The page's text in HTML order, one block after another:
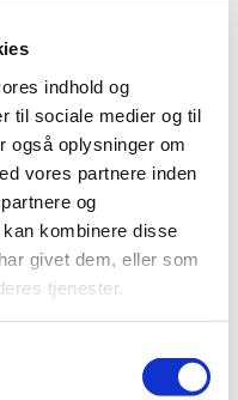
indhold og
til sociale medier og til
også oplysninger om
vores partnere inden
og
kombinere disse
givet dem, eller som
tjenester.
d. 06/07/2023
at gøre en
grundlæggende
og adgang til sikre
kan ikke
a